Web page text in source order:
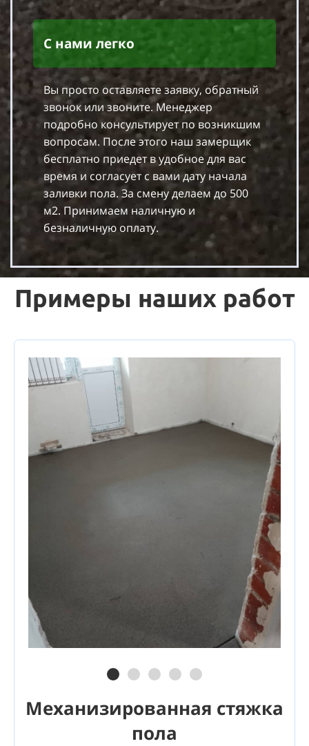
С нами легко
Вы просто оставляете заявку, обратный
звонок или звоните. Менеджер
подробно консультирует по возникшим
вопросам. После этого наш замерщик
бесплатно приедет в удобное для вас
время и согласует с вами дату начала
заливки пола. За смену делаем до 500
м2. Принимаем наличную и
безналичную оплату.
Примеры наших работ
Механизированная стяжка
пола